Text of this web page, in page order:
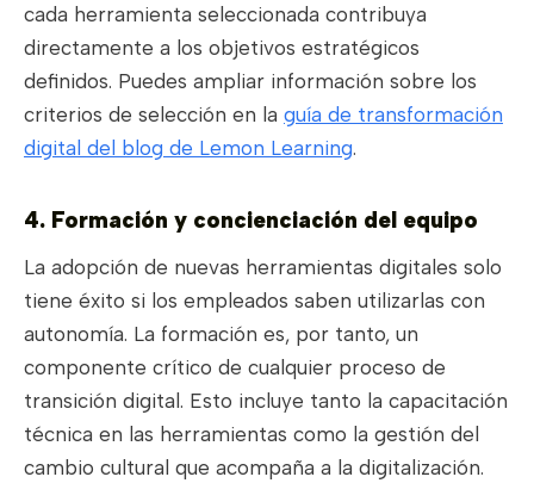
cada herramienta seleccionada contribuya
directamente a los objetivos estratégicos
definidos. Puedes ampliar información sobre los
criterios de selección en la guía de transformación
digital del blog de Lemon Learning.
4. Formación y concienciación del equipo
La adopción de nuevas herramientas digitales solo
tiene éxito si los empleados saben utilizarlas con
autonomía. La formación es, por tanto, un
componente crítico de cualquier proceso de
transición digital. Esto incluye tanto la capacitación
técnica en las herramientas como la gestión del
cambio cultural que acompaña a la digitalización.